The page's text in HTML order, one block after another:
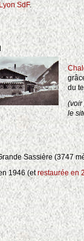
SdF.
du
(voir
le
Sassière (3747
1946 (etrestaurée en